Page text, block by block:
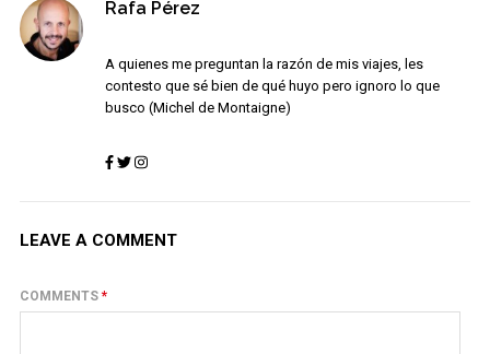
Rafa Pérez
A quienes me preguntan la razón de mis viajes, les
contesto que sé bien de qué huyo pero ignoro lo que
busco (Michel de Montaigne)
LEAVE A COMMENT
COMMENTS *